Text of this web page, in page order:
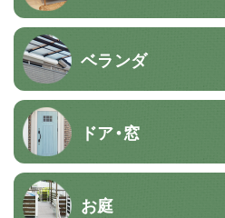
ベランダ
ドア・窓
お庭